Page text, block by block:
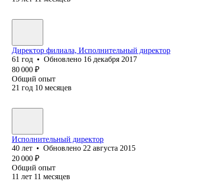
Директор филиала, Исполнительный директор
61 год • Обновлено 16 декабря 2017
80 000 ₽
Общий опыт
21 год 10 месяцев
Исполнительный директор
40 лет • Обновлено 22 августа 2015
20 000 ₽
Общий опыт
11 лет 11 месяцев